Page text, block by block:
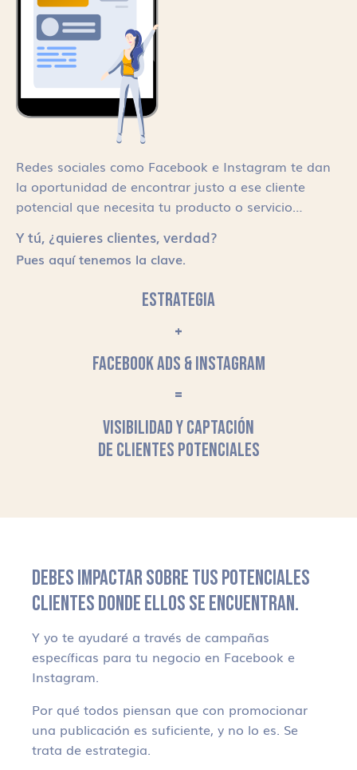
Redes sociales como Facebook e Instagram te dan
la oportunidad de encontrar justo a ese cliente
potencial que necesita tu producto o servicio…
Y tú, ¿quieres clientes, verdad?
Pues aquí tenemos la clave.
ESTRATEGIA
+
FACEBOOK ADS & INSTAGRAM
=
VISIBILIDAD Y CAPTACIÓN
DE CLIENTES POTENCIALES
DEBES IMPACTAR SOBRE TUS POTENCIALES
CLIENTES DONDE ELLOS SE ENCUENTRAN.
Y yo te ayudaré a través de campañas
específicas para tu negocio en Facebook e
Instagram.
Por qué todos piensan que con promocionar
una publicación es suficiente, y no lo es. Se
trata de estrategia.